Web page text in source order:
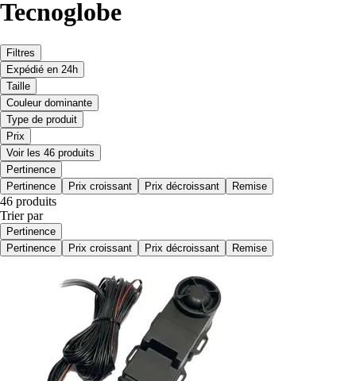
Tecnoglobe
Filtres
Expédié en 24h
Taille
Couleur dominante
Type de produit
Prix
Voir les 46 produits
Pertinence
Pertinence
Prix croissant Prix décroissant Remise
46 produits
Trier par
Pertinence
Pertinence
Prix croissant Prix décroissant Remise